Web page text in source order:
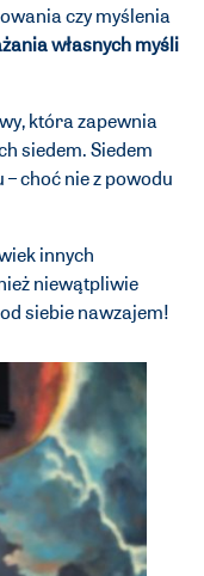
czy myślenia
własnych myśli
która zapewnia
siedem. Siedem
choć nie z powodu
innych
niewątpliwie
siebie nawzajem!